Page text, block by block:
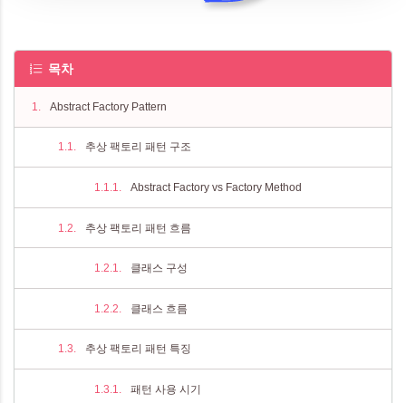
목차
Abstract Factory Pattern
추상 팩토리 패턴 구조
Abstract Factory vs Factory Method
추상 팩토리 패턴 흐름
클래스 구성
클래스 흐름
추상 팩토리 패턴 특징
패턴 사용 시기